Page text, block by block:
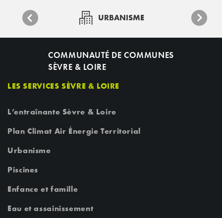
URBANISME
COMMUNAUTÉ DE COMMUNES
SÈVRE & LOIRE
LES SERVICES SÈVRE & LOIRE
L’entraînante Sèvre & Loire
Plan Climat Air Énergie Territorial
Urbanisme
Piscines
Enfance et famille
Eau et assainissement